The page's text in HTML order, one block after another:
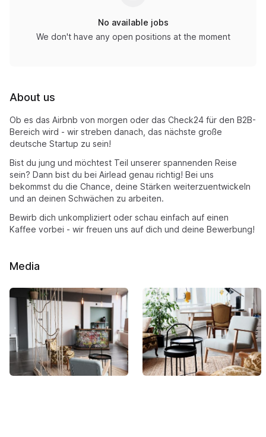
No available jobs
We don't have any open positions at the moment
About us
Ob es das Airbnb von morgen oder das Check24 für den B2B-
Bereich wird - wir streben danach, das nächste große
deutsche Startup zu sein!
Bist du jung und möchtest Teil unserer spannenden Reise
sein? Dann bist du bei Airlead genau richtig! Bei uns
bekommst du die Chance, deine Stärken weiterzuentwickeln
und an deinen Schwächen zu arbeiten.
Bewirb dich unkompliziert oder schau einfach auf einen
Kaffee vorbei - wir freuen uns auf dich und deine Bewerbung!
Media